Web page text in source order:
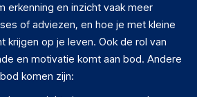
erkenning en inzicht vaak meer
of adviezen, en hoe je met kleine
krijgen op je leven. Ook de rol van
en motivatie komt aan bod. Andere
komen zijn: